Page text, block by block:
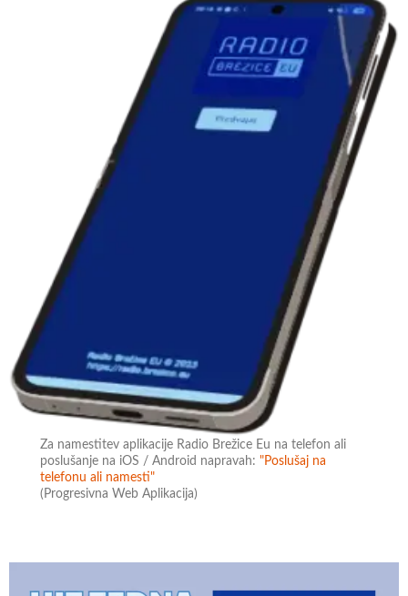
Za namestitev aplikacije Radio Brežice Eu na telefon ali
poslušanje na iOS / Android napravah:"Poslušaj na
telefonu ali namesti"
(Progresivna Web Aplikacija)